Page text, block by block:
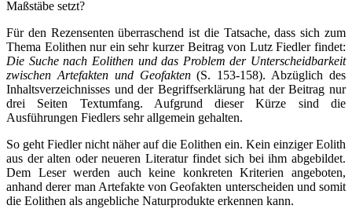
Maßstäbe setzt?
Für den Rezensenten überraschend ist die Tatsache, dass sich zum
Thema Eolithen nur ein sehr kurzer Beitrag von Lutz Fiedler findet:
Die Suche nach Eolithen und das Problem der Unterscheidbarkeit
zwischen Artefakten und Geofakten(S. 153-158). Abzüglich des
Inhaltsverzeichnisses und der Begriffserklärung hat der Beitrag nur
drei Seiten Textumfang. Aufgrund dieser Kürze sind die
Ausführungen Fiedlers sehr allgemein gehalten.
So geht Fiedler nicht näher auf die Eolithen ein. Kein einziger Eolith
aus der alten oder neueren Literatur findet sich bei ihm abgebildet.
Dem Leser werden auch keine konkreten Kriterien angeboten,
anhand derer man Artefakte von Geofakten unterscheiden und somit
die Eolithen als angebliche Naturprodukte erkennen kann.